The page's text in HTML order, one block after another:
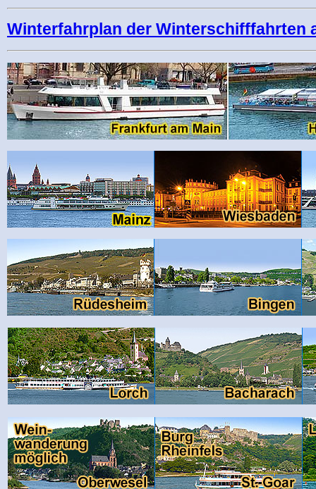
Winterfahrplan der Winterschifffahrten